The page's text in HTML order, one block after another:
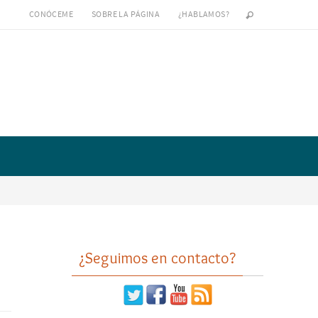
CONÓCEME SOBRE LA PÁGINA ¿HABLAMOS?
¿Seguimos en contacto?